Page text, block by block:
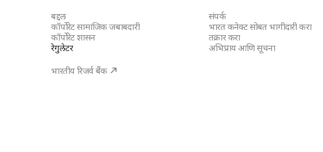
बद्दल
कॉर्पोरेट सामाजिक जबाबदारी
कॉर्पोरेट शासन
रेगुलेटर
भारतीय रिजर्व बैंक
संपर्क
भारत कनेक्ट सोबत भागीदारी करा
तक्रार करा
अभिप्राय आणि सूचना